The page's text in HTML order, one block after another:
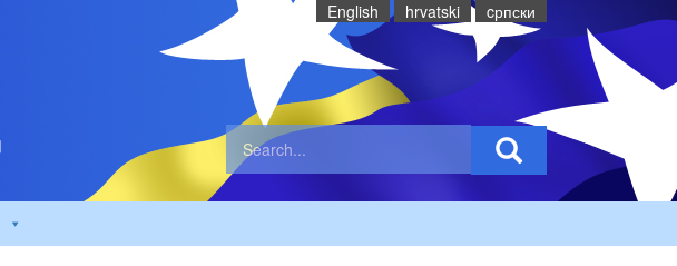
English hrvatski cрпски